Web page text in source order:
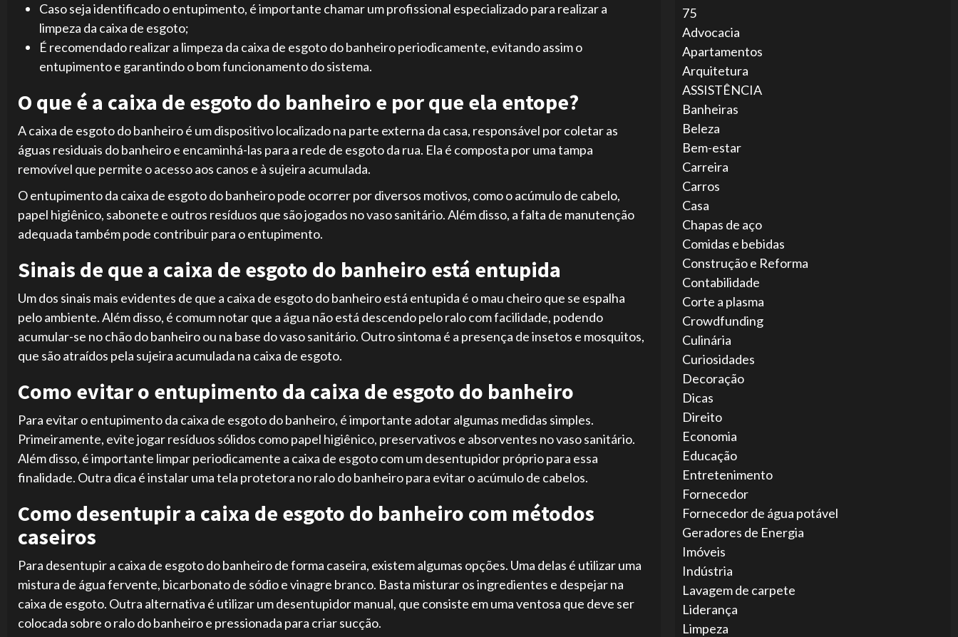
Caso seja identificado o entupimento, é importante chamar um profissional especializado para realizar a
limpeza da caixa de esgoto;
É recomendado realizar a limpeza da caixa de esgoto do banheiro periodicamente, evitando assim o
entupimento e garantindo o bom funcionamento do sistema.
O que é a caixa de esgoto do banheiro e por que ela entope?
A caixa de esgoto do banheiro é um dispositivo localizado na parte externa da casa, responsável por coletar as
águas residuais do banheiro e encaminhá-las para a rede de esgoto da rua. Ela é composta por uma tampa
removível que permite o acesso aos canos e à sujeira acumulada.
O entupimento da caixa de esgoto do banheiro pode ocorrer por diversos motivos, como o acúmulo de cabelo,
papel higiênico, sabonete e outros resíduos que são jogados no vaso sanitário. Além disso, a falta de manutenção
adequada também pode contribuir para o entupimento.
Sinais de que a caixa de esgoto do banheiro está entupida
Um dos sinais mais evidentes de que a caixa de esgoto do banheiro está entupida é o mau cheiro que se espalha
pelo ambiente. Além disso, é comum notar que a água não está descendo pelo ralo com facilidade, podendo
acumular-se no chão do banheiro ou na base do vaso sanitário. Outro sintoma é a presença de insetos e mosquitos,
que são atraídos pela sujeira acumulada na caixa de esgoto.
Como evitar o entupimento da caixa de esgoto do banheiro
Para evitar o entupimento da caixa de esgoto do banheiro, é importante adotar algumas medidas simples.
Primeiramente, evite jogar resíduos sólidos como papel higiênico, preservativos e absorventes no vaso sanitário.
Além disso, é importante limpar periodicamente a caixa de esgoto com um desentupidor próprio para essa
finalidade. Outra dica é instalar uma tela protetora no ralo do banheiro para evitar o acúmulo de cabelos.
Como desentupir a caixa de esgoto do banheiro com métodos
caseiros
Para desentupir a caixa de esgoto do banheiro de forma caseira, existem algumas opções. Uma delas é utilizar uma
mistura de água fervente, bicarbonato de sódio e vinagre branco. Basta misturar os ingredientes e despejar na
caixa de esgoto. Outra alternativa é utilizar um desentupidor manual, que consiste em uma ventosa que deve ser
colocada sobre o ralo do banheiro e pressionada para criar sucção.
75
Advocacia
Apartamentos
Arquitetura
ASSISTÊNCIA
Banheiras
Beleza
Bem-estar
Carreira
Carros
Casa
Chapas de aço
Comidas e bebidas
Construção e Reforma
Contabilidade
Corte a plasma
Crowdfunding
Culinária
Curiosidades
Decoração
Dicas
Direito
Economia
Educação
Entretenimento
Fornecedor
Fornecedor de água potável
Geradores de Energia
Imóveis
Indústria
Lavagem de carpete
Liderança
Limpeza